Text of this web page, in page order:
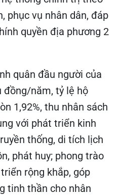
phục vụ nhân dân, đáp
quyền địa phương 2
quân đầu người của
đồng/năm, tỷ lệ hộ
1,92%, thu nhân sách
với phát triển kinh
thống, di tích lịch
phát huy; phong trào
rộng khắp, góp
tinh thần cho nhân